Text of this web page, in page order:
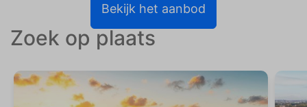
Bekijk het aanbod
Zoek op plaats